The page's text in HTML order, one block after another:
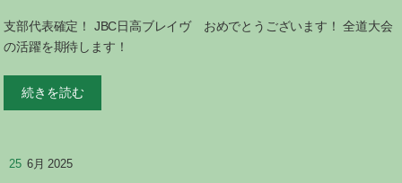
支部代表確定！ JBC日高ブレイヴ おめでとうございます！ 全道大会
の活躍を期待します！
続きを読む
25 6月 2025